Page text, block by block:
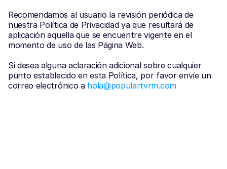
Recomendamos al usuario la revisión periódica de
nuestra Política de Privacidad ya que resultará de
aplicación aquella que se encuentre vigente en el
momento de uso de las Página Web.
Si desea alguna aclaración adicional sobre cualquier
punto establecido en esta Política, por favor envíe un
correo electrónico a hola@populartvrm.com